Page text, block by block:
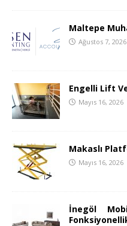
Maltepe
Ağustos 7, 2026
Engelli Lift
Mayıs 16, 2026
Makaslı
Mayıs 16, 2026
İnegöl